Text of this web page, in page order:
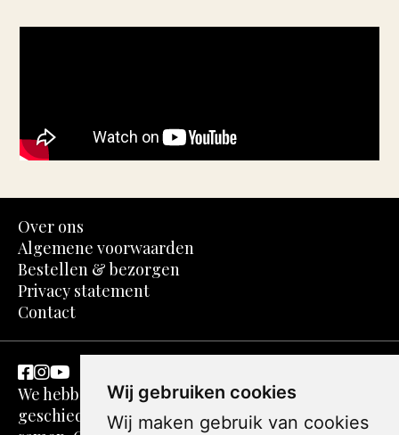
Wij gebruiken cookies
Wij maken gebruik van cookies
Over ons
Algemene voorwaarden
Bestellen & bezorgen
Privacy statement
Contact
We hebben een passie voor kunst en
geschiedenis. Dit komt in spotprenten perfect